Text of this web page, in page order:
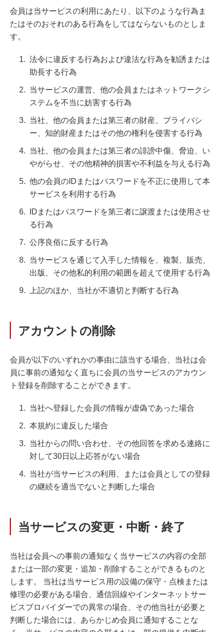
会員は当サービスの利用にあたり、以下のような行為ま
たはそのおそれのある行為をしてはならないものとしま
す。
法令に違反する行為および違法な行為を勧誘または
助長する行為
当サービスの運営、他の会員またはネットワークシ
ステムを不当に妨害する行為
当社、他の会員または第三者の財産、プライバシ
ー、知的財産またはその他の権利を侵害する行為
当社、他の会員または第三者の誹謗中傷、脅迫、い
やがらせ、その他精神的損害や不利益を与える行為
他の会員のIDまたはパスワードを不正に使用して本
サービスを利用する行為
IDまたはパスワードを第三者に譲渡または使用させ
る行為
公序良俗に反する行為
当サービスを通じて入手した情報を、複製、販売、
出版、その他私的利用の範囲を超えて使用する行為
上記のほか、当社が不適切と判断する行為
アカウントの削除
会員が以下のいずれかの事由に該当する場合、当社は会
員に事前の通知なく直ちに会員の当サービスのアカウン
ト登録を削除することができます。
当社へ登録した会員の情報が虚偽であった場合
本規約に違反した場合
当社からの問い合わせ、その他回答を求める連絡に
対して30日以上応答がない場合
当社が当サービスの利用、または会員としての登録
の継続を適当でないと判断した場合
当サービスの変更・中断・終了
当社は会員への事前の通知なく当サービスの内容の全部
または一部の変更・追加・削除することができるものと
します。 当社は当サービス用の設備の保守・点検または
修理の必要がある場合、通信回線やインターネットサー
ビスプロバイダーでの異常の場合、その他当社が必要と
判断した場合には、あらかじめ会員に通知することな